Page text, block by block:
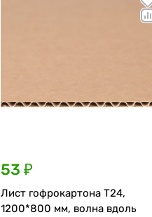
53 ₽
Лист гофрокартона Т24,
1200*800 мм, волна вдоль